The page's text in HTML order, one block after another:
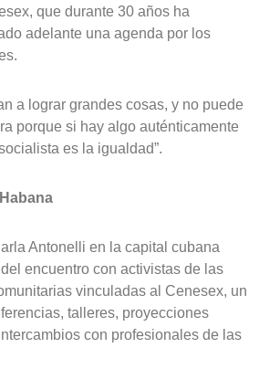
que durante 30 años ha
adelante una agenda por los
a lograr grandes cosas, y no puede
porque si hay algo auténticamente
es la igualdad”.
Antonelli en la capital cubana
encuentro con activistas de las
vinculadas al Cenesex, un
talleres, proyecciones
con profesionales de las